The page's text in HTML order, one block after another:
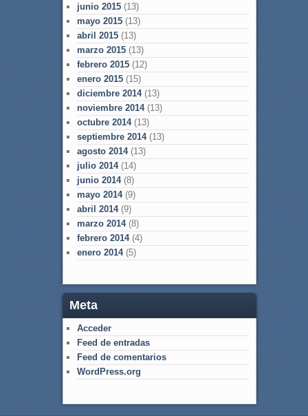
junio 2015(13)
mayo 2015(13)
abril 2015(13)
marzo 2015(13)
febrero 2015(12)
enero 2015(15)
diciembre 2014(13)
noviembre 2014(13)
octubre 2014(13)
septiembre 2014(13)
agosto 2014(13)
julio 2014(14)
junio 2014(8)
mayo 2014(9)
abril 2014(9)
marzo 2014(8)
febrero 2014(4)
enero 2014(5)
Meta
Acceder
Feed de entradas
Feed de comentarios
WordPress.org